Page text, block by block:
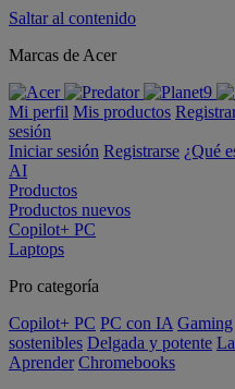
Saltar al contenido
Marcas de Acer
Mi perfil Mis productos
sesión
Iniciar sesión Registrarse ¿Qué
AI
Productos
Productos nuevos
Copilot+ PC
Laptops
Pro categoría
Copilot+ PC PC con IA Gaming
sostenibles Delgada y potente
Aprender Chromebooks